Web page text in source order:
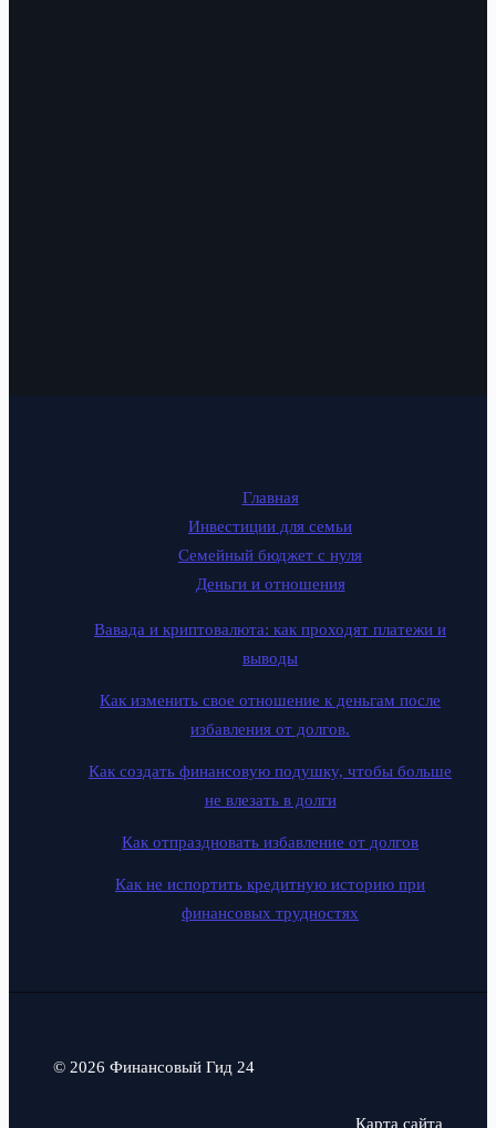
Главная
Инвестиции для семьи
Семейный бюджет с нуля
Деньги и отношения
Вавада и криптовалюта: как проходят платежи и
выводы
Как изменить свое отношение к деньгам после
избавления от долгов.
Как создать финансовую подушку, чтобы больше
не влезать в долги
Как отпраздновать избавление от долгов
Как не испортить кредитную историю при
финансовых трудностях
© 2026 Финансовый Гид 24
Карта сайта